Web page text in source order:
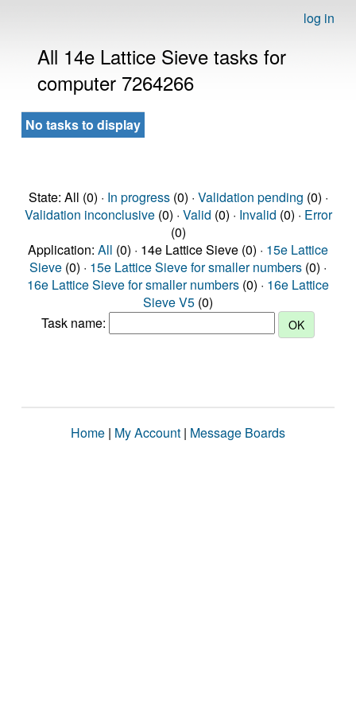
log in
All 14e Lattice Sieve tasks for
computer 7264266
No tasks to display
State: All (0) · In progress(0) · Validation pending (0) ·
Validation inconclusive(0) · Valid (0) · Invalid (0) · Error
(0)
Application: All (0) · 14e Lattice Sieve (0) · 15e Lattice
Sieve (0) · 15e Lattice Sieve for smaller numbers (0) ·
16e Lattice Sieve for smaller numbers (0) · 16e Lattice
Sieve V5 (0)
Task name:
Home | My Account | Message Boards